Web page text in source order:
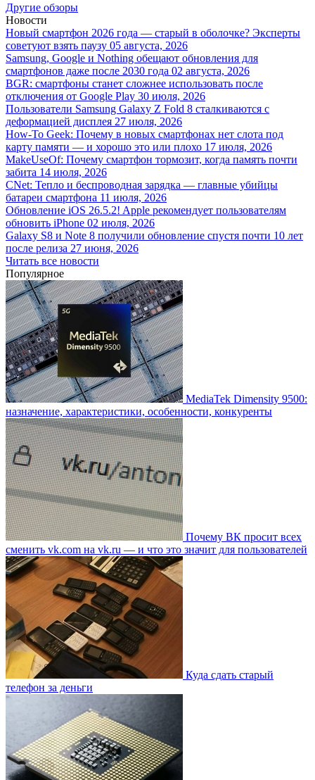
Другие обзоры
Новости
Новый смартфон 2026 года — старый в оболочке? Эксперты
советуют взять паузу 05 августа, 2026
Samsung, Google и Nothing обещают обновления для
смартфонов даже после 2030 года 02 августа, 2026
BGR: смартфоны станет сложнее использовать после
отключения от Google Play 30 июля, 2026
Пользователи Samsung Galaxy Z Fold 8 сталкиваются с
деформацией дисплея 27 июля, 2026
How-To Geek: Почему в новых смартфонах нет слота под
карту памяти — и хорошо это или плохо 17 июля, 2026
MakeUseOf: Почему смартфон тормозит, когда память почти
забита 14 июля, 2026
CNet: Тепло и беспроводная зарядка — главные убийцы
батареи смартфона 11 июля, 2026
Обновление iOS 26.5.2! Apple рекомендует пользователям
обновить iPhone 02 июля, 2026
Galaxy S8 и Note 8 получили обновление спустя почти 10 лет
после релиза 27 июня, 2026
Читать все новости
Популярное
MediaTek Dimensity 9500:
назначение, характеристики, особенности, конкуренты
Почему ВК просит всех
сменить vk.com на vk.ru — и что это значит для пользователей
Куда сдать старый
телефон за деньги